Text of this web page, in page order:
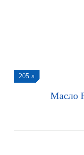
205 л
Масло